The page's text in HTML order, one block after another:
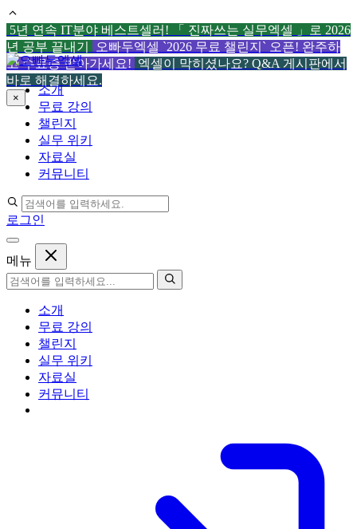
5년 연속 IT분야 베스트셀러! 「 진짜쓰는 실무엑셀 」로 2026
년 공부 끝내기
오빠두엑셀 `2026 무료 챌린지` 오픈! 완주하
고 수료증 받아가세요! 엑셀이 막히셨나요? Q&A 게시판에서
바로 해결하세요.
×
컨
텐
츠
로
소개
무료 강의
챌린지
실무 위키
자료실
커뮤니티
로그인
메뉴
소개
무료 강의
챌린지
실무 위키
자료실
커뮤니티